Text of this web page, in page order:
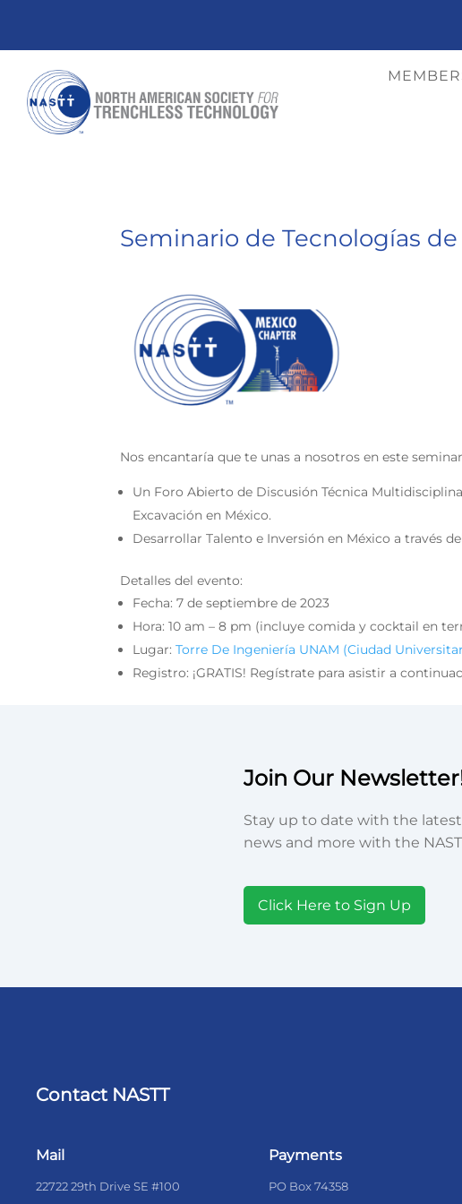
Seminario de Tecnologías
Nos encantaría que te unas a nosotros en este
Un Foro Abierto de Discusión Técnica
Excavación en México.
Desarrollar Talento e Inversión en México a través
Detalles del evento:
Fecha: 7 de septiembre de 2023
Hora: 10 am – 8 pm (incluye comida y cocktail en
Lugar:Torre De Ingeniería UNAM (Ciudad
Registro: ¡GRATIS! Regístrate para asistir a
Join Our
Stay up to date with the
news and more with the
Click Here to Sign Up
Contact NASTT
Mail
22722 29th Drive SE #100
Payments
PO Box 74358